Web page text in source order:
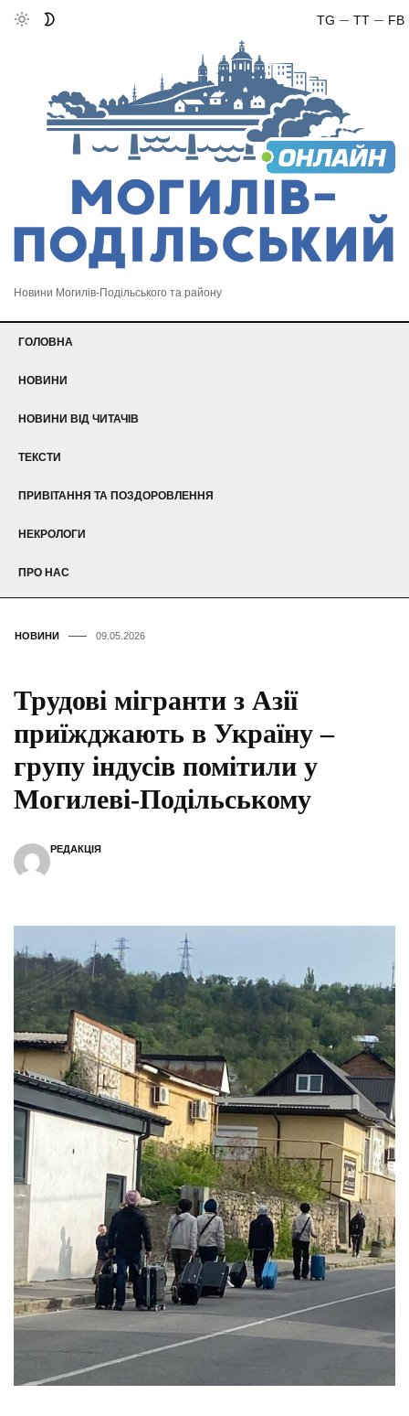
FB
TT
TG
Новини Могилів-Подільського та району
ГОЛОВНА
НОВИНИ
НОВИНИ ВІД ЧИТАЧІВ
ТЕКСТИ
ПРИВІТАННЯ ТА ПОЗДОРОВЛЕННЯ
НЕКРОЛОГИ
ПРО НАС
НОВИНИ 09.05.2026
Трудові мігранти з Азії
приїжджають в Україну –
групу індусів помітили у
Могилеві-Подільському
РЕДАКЦІЯ